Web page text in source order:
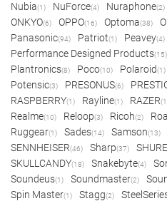
Nubia(1) NuForce(4) Nuraphone(2)
ONKYO(6) OPPO(16) Optoma(38)
Panasonic(94) Patriot(1) Peavey(4)
Performance Designed Products(15)
Plantronics(8) Poco(10) Polaroid(1)
Potensic(3) PRESONUS(6)
RASPBERRY(1) Rayline(1) RAZER
Realme(10) Reloop(3) Ricoh(2)
Ruggear(1) Sades(14) Samson(13)
SENNHEISER(46) Sharp(37) SHURE
SKULLCANDY(18) Snakebyte(4)
Soundeus(1) Soundmaster(2)
Spin Master(1) Stagg(2)